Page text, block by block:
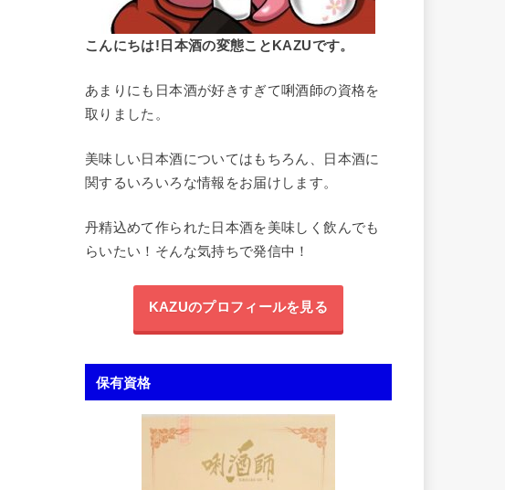
こんにちは!日本酒の変態ことKAZUです。
あまりにも日本酒が好きすぎて唎酒師の資格を
取りました。
美味しい日本酒についてはもちろん、日本酒に
関するいろいろな情報をお届けします。
丹精込めて作られた日本酒を美味しく飲んでも
らいたい！そんな気持ちで発信中！
KAZUのプロフィールを見る
保有資格